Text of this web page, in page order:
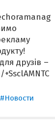
друзів –
#Новости